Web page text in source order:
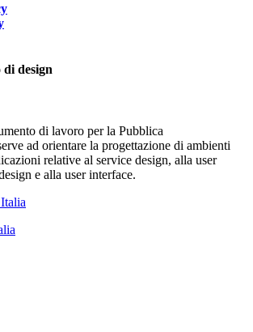
design
di lavoro per la Pubblica
ad orientare la progettazione di ambienti
relative al service design, alla user
e alla user interface.